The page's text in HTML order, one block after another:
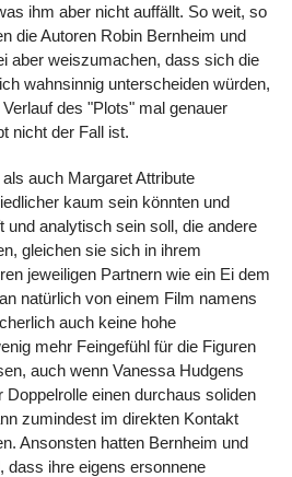
ihm aber nicht auffällt. So weit, so
die Autoren Robin Bernheim und
aber weiszumachen, dass sich die
wahnsinnig unterscheiden würden,
des "Plots" mal genauer
nicht der Fall ist.
auch Margaret Attribute
kaum sein könnten und
und analytisch sein soll, die andere
gleichen sie sich in ihrem
jeweiligen Partnern wie ein Ei dem
natürlich von einem Film namens
auch keine hohe
mehr Feingefühl für die Figuren
auch wenn Vanessa Hudgens
Doppelrolle einen durchaus soliden
zumindest im direkten Kontakt
Ansonsten hatten Bernheim und
dass ihre eigens ersonnene